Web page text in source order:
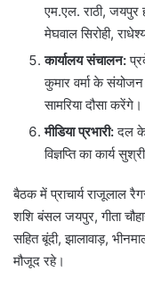
एम.एल. राठी, जयपुर
मेघवाल सिरोही,
कार्यालय संचालन:
कुमार वर्मा के
सामरिया दौसा करेंगे।
मीडिया प्रभारी:दल के
विज्ञप्ति का कार्य
बैठक में प्राचार्य राजूलाल
शशि बंसल जयपुर, गीता
सहित बूंदी, झालावाड़,
मौजूद रहे।